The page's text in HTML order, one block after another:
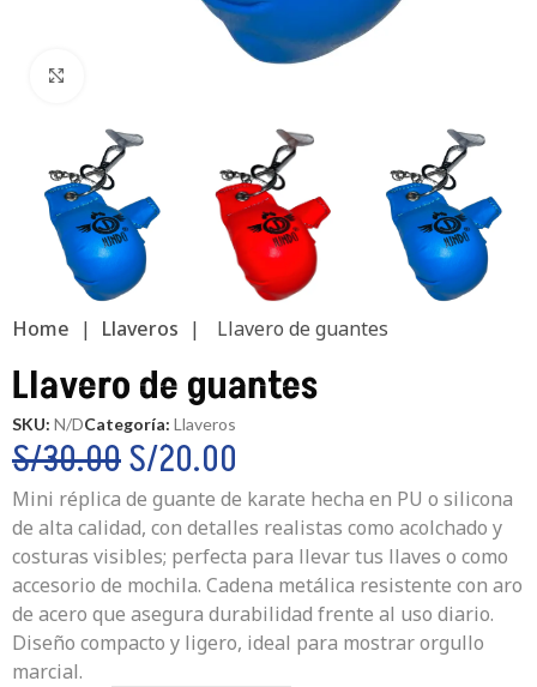
Home | Llaveros | Llavero de guantes
Llavero de guantes
SKU: N/DCategoría: Llaveros
S/30.00S/20.00
Mini réplica de guante de karate hecha en PU o silicona
de alta calidad, con detalles realistas como acolchado y
costuras visibles; perfecta para llevar tus llaves o como
accesorio de mochila. Cadena metálica resistente con aro
de acero que asegura durabilidad frente al uso diario.
Diseño compacto y ligero, ideal para mostrar orgullo
marcial.